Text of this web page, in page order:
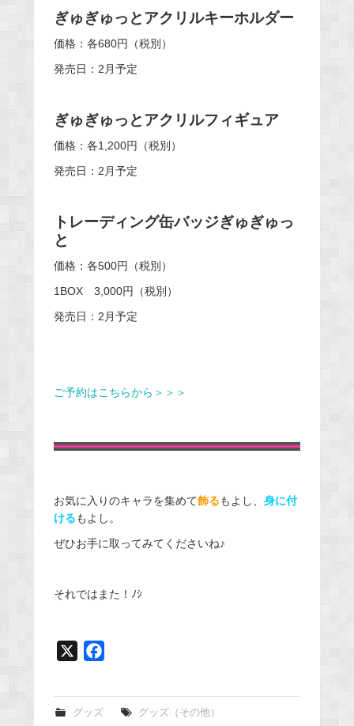
ぎゅぎゅっとアクリルキーホルダー
価格：各680円（税別）
発売日：2月予定
ぎゅぎゅっとアクリルフィギュア
価格：各1,200円（税別）
発売日：2月予定
トレーディング缶バッジぎゅぎゅっ
と
価格：各500円（税別）
ㅤㅤㅤ1BOX 3,000円（税別）
発売日：2月予定
ご予約はこちらから＞＞＞
お気に入りのキャラを集めて飾るもよし、 身に付
けるもよし。
ぜひお手に取ってみてくださいね♪
それではまた！ﾉｼ
グッズ グッズ（その他）